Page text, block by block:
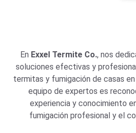
En Exxel Termite Co., nos
soluciones efectivas y
termitas y fumigación de casas
equipo de expertos es
experiencia y conocimiento
fumigación profesional y el